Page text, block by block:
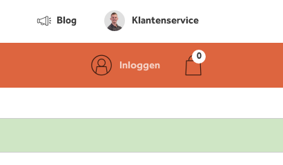
Blog Klantenservice
Inloggen